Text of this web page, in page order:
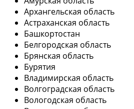
Архангельская область
Астраханская область
Башкортостан
Белгородская область
Брянская область
Бурятия
Владимирская область
Волгоградская область
Вологодская область